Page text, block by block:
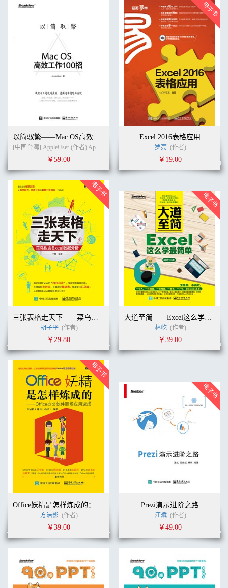
以简驭繁——Mac OS高效工作100招
[中国台湾] AppleUser (作者) AppleUser (译者)
￥59.00
Excel 2016表格应用
罗亮 (作者)
￥19.00
三张表格走天下——菜鸟也会Excel数据分析（全彩）
胡子平 (作者)
￥29.80
大道至简——Excel这么学最简单
林屹 (作者)
￥39.00
Office妖精是怎样炼成的：Office办公软件职场应用速成（双色）
方洁影 (作者)
￥39.00
Prezi演示进阶之路
汪斌 (作者)
￥49.00